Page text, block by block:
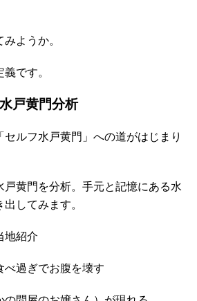
ようか。
です。
戸黄門分析
ルフ水戸黄門」への道がはじまり
黄門を分析。手元と記憶にある水
してみます。
地紹介
べ過ぎでお腹を壊す